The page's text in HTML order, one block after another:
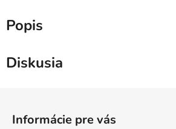
Popis
Diskusia
Informácie pre vás